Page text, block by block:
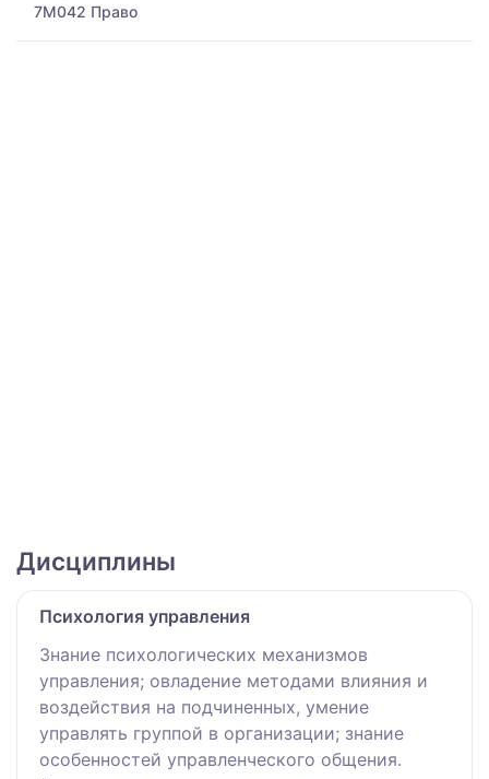
7M042 Право
Дисциплины
Психология управления
Знание психологических механизмов
управления; овладение методами влияния и
воздействия на подчиненных, умение
управлять группой в организации; знание
особенностей управленческого общения.